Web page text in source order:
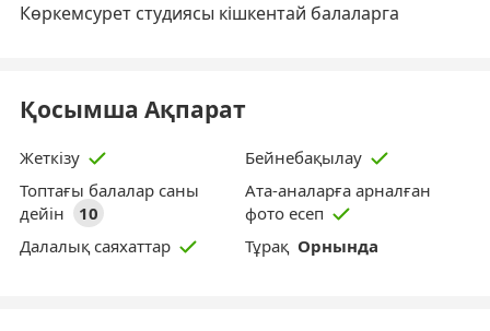
Көркемсурет студиясы кішкентай балаларга
Қосымша Ақпарат
Жеткізу
Бейнебақылау
Топтағы балалар саны
дейін
10
Ата-аналарға арналған
фото есеп
Далалық саяхаттар
Тұрақ Орнында